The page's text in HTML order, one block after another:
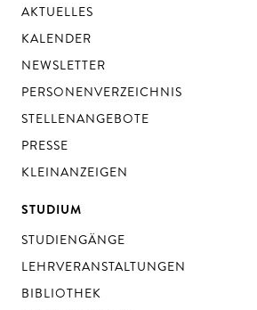
AKTUELLES
KALENDER
NEWSLETTER
PERSONENVERZEICHNIS
STELLENANGEBOTE
PRESSE
KLEINANZEIGEN
STUDIUM
STUDIENGÄNGE
LEHRVERANSTALTUNGEN
BIBLIOTHEK